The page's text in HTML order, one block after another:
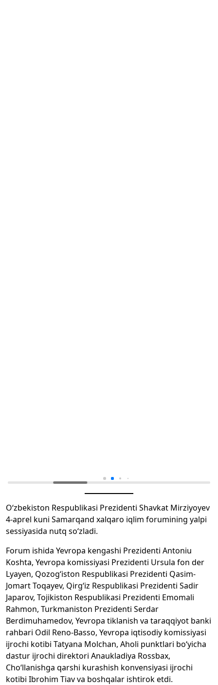
O‘zbekiston Respublikasi Prezidenti Shavkat Mirziyoyev
4-aprel kuni Samarqand xalqaro iqlim forumining yalpi
sessiyasida nutq so‘zladi.
Forum ishida Yevropa kengashi Prezidenti Antoniu
Koshta, Yevropa komissiyasi Prezidenti Ursula fon der
Lyayen, Qozog‘iston Respublikasi Prezidenti Qasim-
Jomart Toqayev, Qirg‘iz Respublikasi Prezidenti Sadir
Japarov, Tojikiston Respublikasi Prezidenti Emomali
Rahmon, Turkmaniston Prezidenti Serdar
Berdimuhamedov, Yevropa tiklanish va taraqqiyot banki
rahbari Odil Reno-Basso, Yevropa iqtisodiy komissiyasi
ijrochi kotibi Tatyana Molchan, Aholi punktlari bo‘yicha
dastur ijrochi direktori Anaukladiya Rossbax,
Cho‘llanishga qarshi kurashish konvensiyasi ijrochi
kotibi Ibrohim Tiav va boshqalar ishtirok etdi.